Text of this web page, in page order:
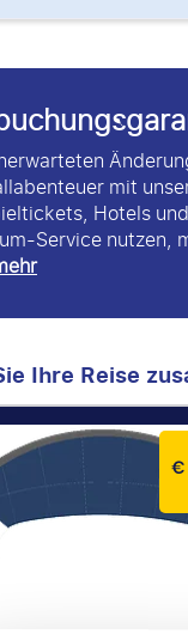
mit
Hotels
Service nutzen,
Ihre Reise
€